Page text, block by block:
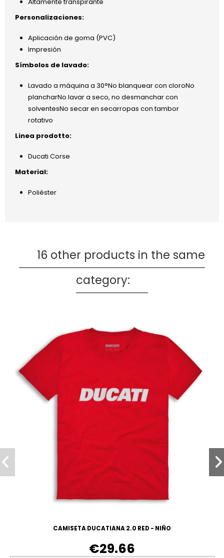
Áltamente transpirante
Personalizaciones:
Aplicación de goma (PVC)
Impresión
Símbolos de lavado:
Lavado a máquina a 30°No blanquear con cloroNo
plancharNo lavar a seco, no desmanchar con
solventesNo secar en secarropas con tambor
rotativo
Linea prodotto:
Ducati Corse
Material:
Poliéster
16 other products in the same
category:
CAMISETA DUCATIANA 2.0 RED - NIÑO
€29.66